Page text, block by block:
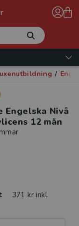
/
Engelska Nivå
12 mån
371 kr inkl.